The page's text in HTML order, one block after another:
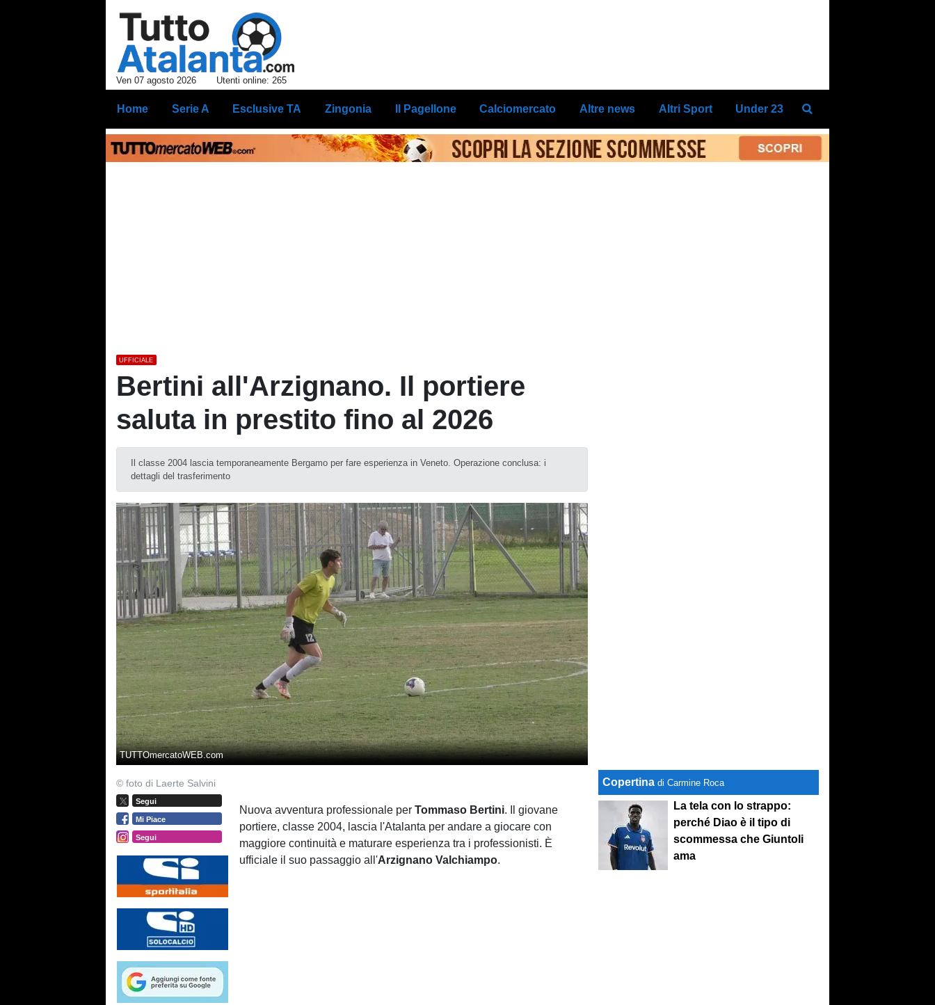
Ven 07 agosto 2026 Utenti online: 265
Home Serie A Esclusive TA Zingonia Il Pagellone Calciomercato Altre news Altri Sport Under 23
UFFICIALE
Bertini all'Arzignano. Il portiere
saluta in prestito fino al 2026
Il classe 2004 lascia temporaneamente Bergamo per fare esperienza in Veneto. Operazione conclusa: i
dettagli del trasferimento
TUTTOmercatoWEB.com
© foto di Laerte Salvini
Segui
Mi Piace
Segui
Nuova avventura professionale perTommaso Bertini. Il giovane
portiere, classe 2004, lascia l'Atalanta per andare a giocare con
maggiore continuità e maturare esperienza tra i professionisti. È
ufficiale il suo passaggio all'Arzignano Valchiampo.
Copertina di Carmine Roca
La tela con lo strappo:
perché Diao è il tipo di
scommessa che Giuntoli
ama